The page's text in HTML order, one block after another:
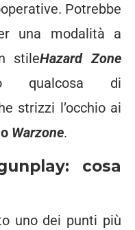
Potrebbe
una modalità a
stileHazard Zone
qualcosa di
strizzi l’occhio ai
Warzone.
cosa
uno dei punti più